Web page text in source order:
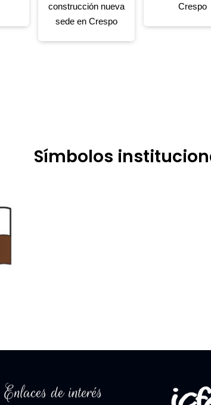
construcción nueva
sede en Crespo
Crespo
Símbolos
Enlaces de interés